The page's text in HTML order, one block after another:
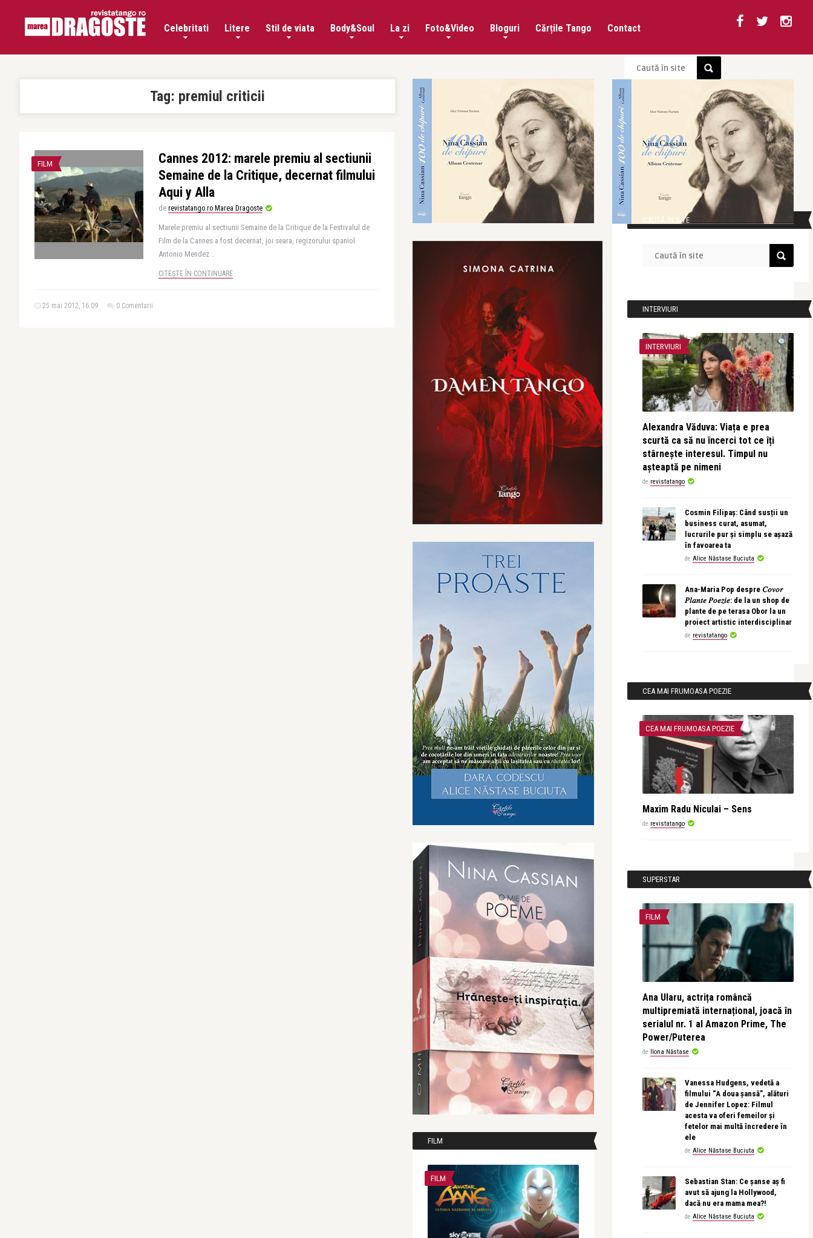
Celebritati Litere Stil de viata Body&Soul La zi Foto&Video Bloguri Cărțile Tango Contact
Tag: premiul criticii
FILM
Cannes 2012: marele premiu al sectiunii
Semaine de la Critique, decernat filmului
Aqui y Alla
de revistatango.ro Marea Dragoste
Marele premiu al sectiunii Semaine de la Critique de la Festivalul de
Film de la Cannes a fost decernat, joi seara, regizorului spaniol
Antonio Mendez ..
CITEȘTE ÎN CONTINUARE
25 mai 2012, 16:09 0 Comentarii
FILM
FILM
CAUTĂ ÎN SITE
INTERVIURI
INTERVIURI
Alexandra Văduva: Viața e prea
scurtă ca să nu încerci tot ce îți
stârnește interesul. Timpul nu
așteaptă pe nimeni
de revistatango
Cosmin Filipaș: Când susții un
business curat, asumat,
lucrurile pur și simplu se așază
în favoarea ta
de Alice Năstase Buciuta
Ana-Maria Pop despre 𝐶𝑜𝑣𝑜𝑟
𝑃𝑙𝑎𝑛𝑡𝑒 𝑃𝑜𝑒𝑧𝑖𝑒: de la un shop de
plante de pe terasa Obor la un
proiect artistic interdisciplinar
de revistatango
CEA MAI FRUMOASA POEZIE
CEA MAI FRUMOASA POEZIE
Maxim Radu Niculai – Sens
de revistatango
SUPERSTAR
FILM
Ana Ularu, actrița româncă
multipremiată internațional, joacă în
serialul nr. 1 al Amazon Prime, The
Power/Puterea
de Ilona Năstase
Vanessa Hudgens, vedetă a
filmului “A doua șansă”, alături
de Jennifer Lopez: Filmul
acesta va oferi femeilor și
fetelor mai multă încredere în
ele
de Alice Năstase Buciuta
Sebastian Stan: Ce șanse aș fi
avut să ajung la Hollywood,
dacă nu era mama mea?!
de Alice Năstase Buciuta